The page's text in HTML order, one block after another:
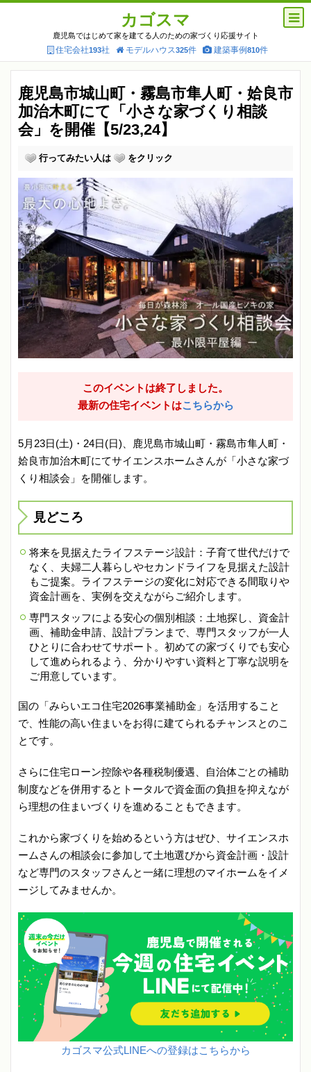
カゴスマ
鹿児島ではじめて家を建てる人のための家づくり応援サイト
住宅会社193社 モデルハウス325件 建築事例810件
鹿児島市城山町・霧島市隼人町・姶良市
加治木町にて「小さな家づくり相談
会」を開催【5/23,24】
行ってみたい人は をクリック
このイベントは終了しました。
最新の住宅イベントはこちらから
5月23日(土)・24日(日)、鹿児島市城山町・霧島市隼人町・
姶良市加治木町にてサイエンスホームさんが「小さな家づ
くり相談会」を開催します。
見どころ
将来を見据えたライフステージ設計：子育て世代だけで
なく、夫婦二人暮らしやセカンドライフを見据えた設計
もご提案。ライフステージの変化に対応できる間取りや
資金計画を、実例を交えながらご紹介します。
専門スタッフによる安心の個別相談：土地探し、資金計
画、補助金申請、設計プランまで、専門スタッフが一人
ひとりに合わせてサポート。初めての家づくりでも安心
して進められるよう、分かりやすい資料と丁寧な説明を
ご用意しています。
国の「みらいエコ住宅2026事業補助金」を活用すること
で、性能の高い住まいをお得に建てられるチャンスとのこ
とです。
さらに住宅ローン控除や各種税制優遇、自治体ごとの補助
制度などを併用するとトータルで資金面の負担を抑えなが
ら理想の住まいづくりを進めることもできます。
これから家づくりを始めるという方はぜひ、サイエンスホ
ームさんの相談会に参加して土地選びから資金計画・設計
など専門のスタッフさんと一緒に理想のマイホームをイメ
ージしてみませんか。
カゴスマ公式LINEへの登録はこちらから